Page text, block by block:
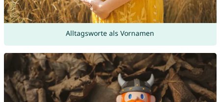
Alltagsworte als Vornamen